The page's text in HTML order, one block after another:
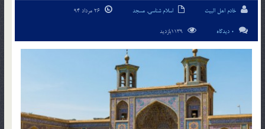
خادم اهل البیت اسلام شناسی, مسجد
0 دیدگاه